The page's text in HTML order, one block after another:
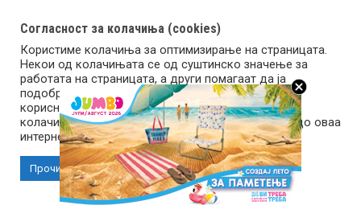
Copyright © 2026 Reporter.mk | Member of Clip Media Group
Импресум Маркетинг Контакт Услови за користење
Согласност за колачиња (cookies)
Користиме колачиња за оптимизирање на страницата.
Некои од колачињата се од суштинско значење за
работата на страницата, а други помагаат да ја
подобриме оваа интернет страница и вашето
корисничко искуство. Напомена: задолжителните
колачиња се неопходни за користење и пристап до оваа
интернет страница.
Прочитај повеќе Прифати колачиња